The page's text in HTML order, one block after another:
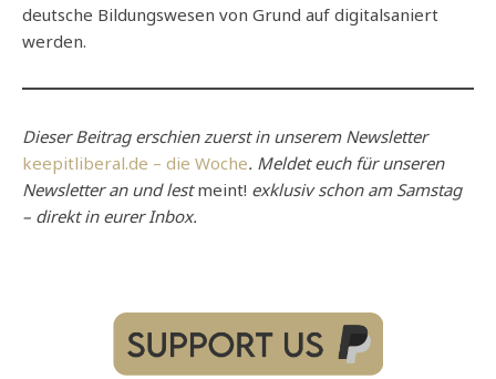
deutsche Bildungswesen von Grund auf digitalsaniert
werden.
Dieser Beitrag erschien zuerst in unserem Newsletter
keepitliberal.de – die Woche. Meldet euch für unseren
Newsletter an und lestmeint! exklusiv schon am Samstag
– direkt in eurer Inbox.